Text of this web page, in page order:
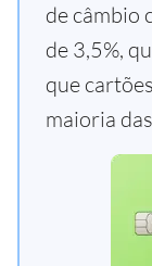
de câmbio
de 3,5%,
que
maioria